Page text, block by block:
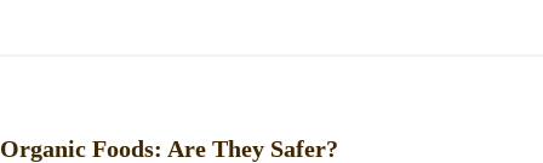
Organic Foods: Are They Safer?